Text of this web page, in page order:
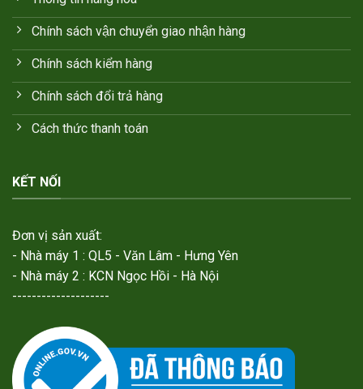
Chính sách vận chuyển giao nhận hàng
Chính sách kiểm hàng
Chính sách đổi trả hàng
Cách thức thanh toán
KẾT NỐI
Đơn vị sản xuất:
- Nhà máy 1 : QL5 - Văn Lâm - Hưng Yên
- Nhà máy 2 : KCN Ngọc Hồi - Hà Nội
--------------------